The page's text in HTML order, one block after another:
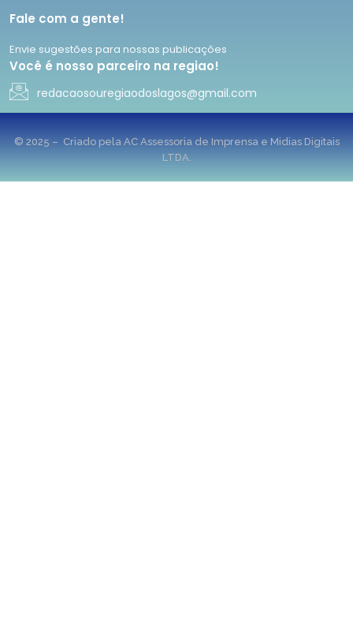
Fale com a gente!
Envie sugestões para nossas publicações
Você é nosso parceiro na regiao!
redacaosouregiaodoslagos@gmail.com
© 2025 – Criado pela AC Assessoria de Imprensa e Midias Digitais
LTDA.